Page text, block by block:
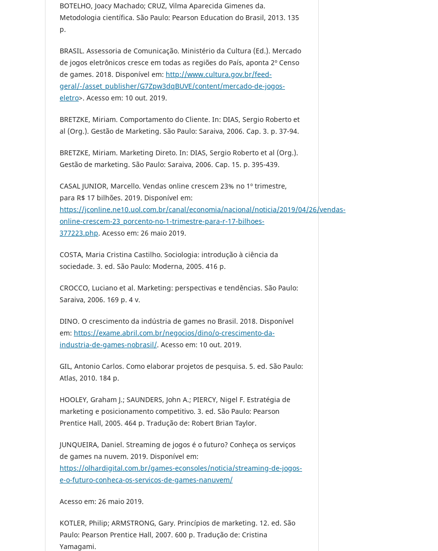
BOTELHO, Joacy Machado; CRUZ, Vilma Aparecida Gimenes da.
Metodologia científica. São Paulo: Pearson Education do Brasil, 2013. 135
p.
BRASIL. Assessoria de Comunicação. Ministério da Cultura (Ed.). Mercado
de jogos eletrônicos cresce em todas as regiões do País, aponta 2º Censo
de games. 2018. Disponível em: http://www.cultura.gov.br/feed-
geral/-/asset_publisher/G7Zpw3dqBUVE/content/mercado-de-jogos-
eletro>. Acesso em: 10 out. 2019.
BRETZKE, Miriam. Comportamento do Cliente. In: DIAS, Sergio Roberto et
al (Org.). Gestão de Marketing. São Paulo: Saraiva, 2006. Cap. 3. p. 37-94.
BRETZKE, Miriam. Marketing Direto. In: DIAS, Sergio Roberto et al (Org.).
Gestão de marketing. São Paulo: Saraiva, 2006. Cap. 15. p. 395-439.
CASAL JUNIOR, Marcello. Vendas online crescem 23% no 1º trimestre,
para R$ 17 bilhões. 2019. Disponível em:
https://jconline.ne10.uol.com.br/canal/economia/nacional/noticia/2019/04/26/vendas-
online-crescem-23_porcento-no-1-trimestre-para-r-17-bilhoes-
377223.php. Acesso em: 26 maio 2019.
COSTA, Maria Cristina Castilho. Sociologia: introdução à ciência da
sociedade. 3. ed. São Paulo: Moderna, 2005. 416 p.
CROCCO, Luciano et al. Marketing: perspectivas e tendências. São Paulo:
Saraiva, 2006. 169 p. 4 v.
DINO. O crescimento da indústria de games no Brasil. 2018. Disponível
em: https://exame.abril.com.br/negocios/dino/o-crescimento-da-
industria-de-games-nobrasil/. Acesso em: 10 out. 2019.
GIL, Antonio Carlos. Como elaborar projetos de pesquisa. 5. ed. São Paulo:
Atlas, 2010. 184 p.
HOOLEY, Graham J.; SAUNDERS, John A.; PIERCY, Nigel F. Estratégia de
marketing e posicionamento competitivo. 3. ed. São Paulo: Pearson
Prentice Hall, 2005. 464 p. Tradução de: Robert Brian Taylor.
JUNQUEIRA, Daniel. Streaming de jogos é o futuro? Conheça os serviços
de games na nuvem. 2019. Disponível em:
https://olhardigital.com.br/games-econsoles/noticia/streaming-de-jogos-
e-o-futuro-conheca-os-servicos-de-games-nanuvem/
Acesso em: 26 maio 2019.
KOTLER, Philip; ARMSTRONG, Gary. Princípios de marketing. 12. ed. São
Paulo: Pearson Prentice Hall, 2007. 600 p. Tradução de: Cristina
Yamagami.